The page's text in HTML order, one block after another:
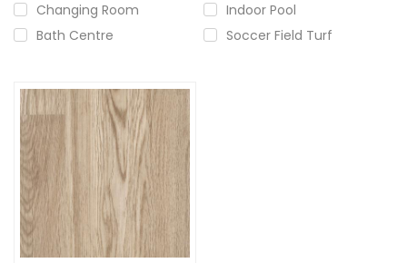
Changing Room
Indoor Pool
Bath Centre
Soccer Field Turf